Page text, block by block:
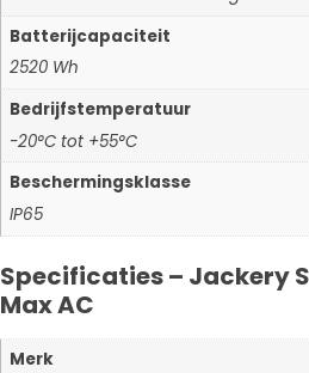
Batterijcapaciteit
2520 Wh
Bedrijfstemperatuur
-20°C tot +55°C
Beschermingsklasse
IP65
Specificaties – Jackery
Max AC
Merk